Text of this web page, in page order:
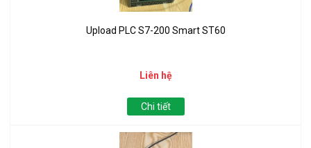
Upload PLC S7-200 Smart ST60
Liên hệ
Chi tiết